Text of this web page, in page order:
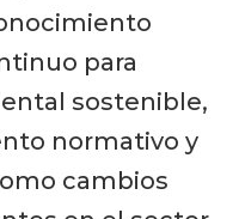
para
sostenible,
normativo y
cambios